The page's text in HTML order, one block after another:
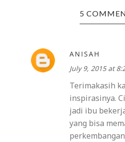
5
ANISAH
July 9, 2015 at
Terimakasih
inspirasinya.
jadi ibu
yang bisa